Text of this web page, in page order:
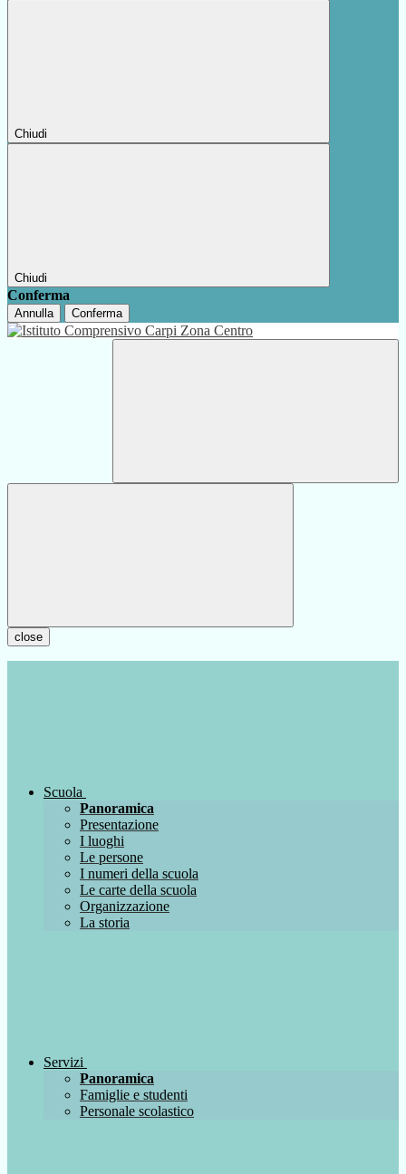
Chiudi
Chiudi
Conferma
Annulla Conferma
close
Scuola
Panoramica
Presentazione
I luoghi
Le persone
I numeri della scuola
Le carte della scuola
Organizzazione
La storia
Servizi
Panoramica
Famiglie e studenti
Personale scolastico